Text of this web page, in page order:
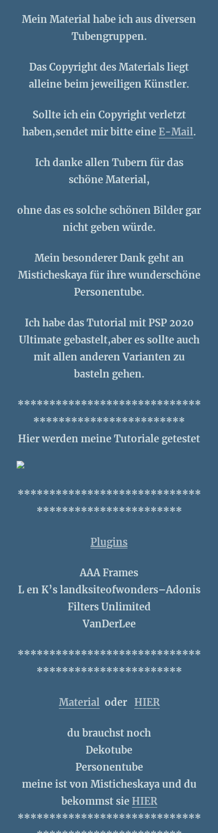
Mein Material habe ich aus diversen
Tubengruppen.
Das Copyright des Materials liegt
alleine beim jeweiligen Künstler.
Sollte ich ein Copyright verletzt
haben,sendet mir bitte eine E-Mail.
Ich danke allen Tubern für das
schöne Material,
ohne das es solche schönen Bilder gar
nicht geben würde.
Mein besonderer Dank geht an
Misticheskaya für ihre wunderschöne
Personentube.
Ich habe das Tutorial mit PSP 2020
Ultimate gebastelt,aber es sollte auch
mit allen anderen Varianten zu
basteln gehen.
*****************************
************************
Hier werden meine Tutoriale getestet
*****************************
***********************
Plugins
AAA Frames
L en K’s landksiteofwonders–Adonis
Filters Unlimited
VanDerLee
*****************************
***********************
Material oder HIER
du brauchst noch
Dekotube
Personentube
meine ist von Misticheskaya und du
bekommst sie HIER
*****************************